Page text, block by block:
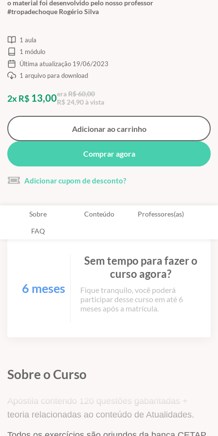
o material foi desenvolvido pelo nosso professor
#tropadechoque Rogério Silva
1 aula
1 módulo
Última atualização 19/06/2023
1 arquivo para download
2x R$ 13,00eraR$ 60,00
R$ 24,90 à vista
Adicionar ao carrinho
Comprar agora
Adicionar cupom de desconto?
Sobre Conteúdo Professores(as)
FAQ
6 meses
Sem tempo para fazer o
curso agora?
Fique tranquilo, você poderá
participar desse curso em até 6
meses após a matrícula.
Sobre o Curso
Apostila contendo 120 questões gabaritadas +
teoria relacionadas ao conteúdo de Atualidades.